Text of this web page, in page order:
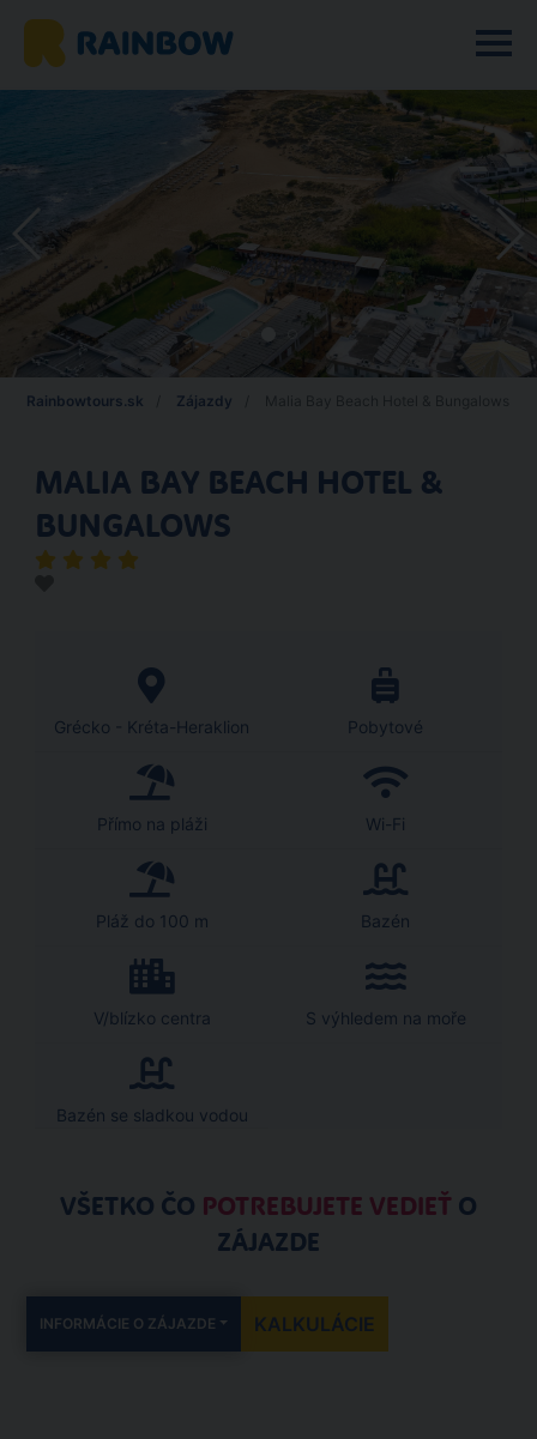
Rainbowtours.sk Zájazdy
MALIA BAY BEACH HOTEL &
BUNGALOWS
Grécko - Kréta-Heraklion Pobytové
Přímo na pláži Wi-Fi
Pláž do 100 m Bazén
V/blízko centra S výhledem na moře
Bazén se sladkou vodou
VŠETKO ČO POTREBUJETE VEDIEŤ O
ZÁJAZDE
INFORMÁCIE O ZÁJAZDE KALKULÁCIE